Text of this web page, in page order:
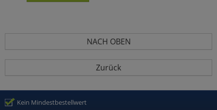
NACH OBEN
Zurück
Kein Mindestbestellwert